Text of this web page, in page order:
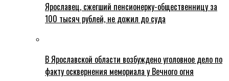
Ярославец, сжегший пенсионерку-общественницу за
100 тысяч рублей, не дожил до суда
В Ярославской области возбуждено уголовное дело по
факту осквернения мемориала у Вечного огня